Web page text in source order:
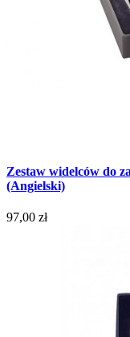
Zestaw widelców do
(Angielski)
97,00 zł